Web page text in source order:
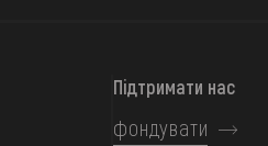
Підтримати нас
фондувати